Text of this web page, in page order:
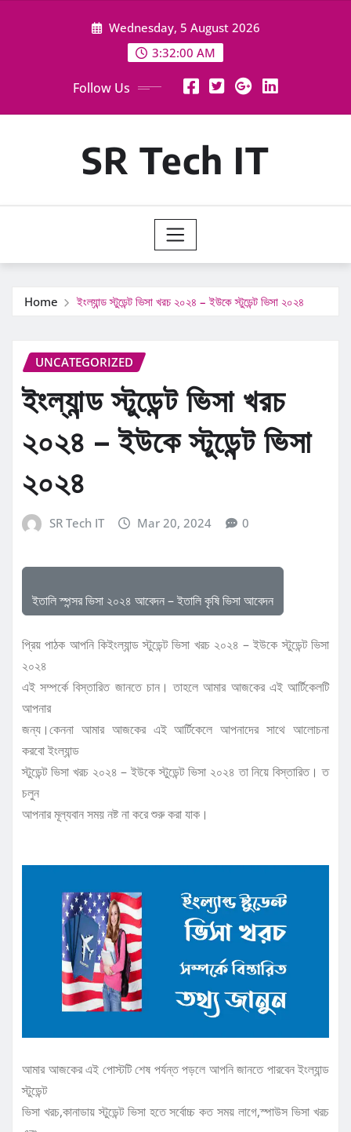
Wednesday, 5 August 2026
3:32:01 AM
Follow Us
SR Tech IT
Home ইংল্যান্ড স্টুডেন্ট ভিসা খরচ ২০২৪ – ইউকে স্টুডেন্ট ভিসা ২০২৪
UNCATEGORIZED
ইংল্যান্ড স্টুডেন্ট ভিসা খরচ
২০২৪ – ইউকে স্টুডেন্ট ভিসা
২০২৪
SR Tech IT Mar 20, 2024 0
ইতালি স্পন্সর ভিসা ২০২৪ আবেদন – ইতালি কৃষি ভিসা আবেদন
প্রিয় পাঠক আপনি কিইংল্যান্ড স্টুডেন্ট ভিসা খরচ ২০২৪ – ইউকে স্টুডেন্ট ভিসা
২০২৪
এই সম্পর্কে বিস্তারিত জানতে চান। তাহলে আমার আজকের এই আর্টিকেলটি
আপনার
জন্য।কেননা আমার আজকের এই আর্টিকেলে আপনাদের সাথে আলোচনা
করবো ইংল্যান্ড
স্টুডেন্ট ভিসা খরচ ২০২৪ – ইউকে স্টুডেন্ট ভিসা ২০২৪ তা নিয়ে বিস্তারিত। ত
চলুন
আপনার মূল্যবান সময় নষ্ট না করে শুরু করা যাক।
আমার আজকের এই পোস্টটি শেষ পর্যন্ত পড়লে আপনি জানতে পারবেন ইংল্যান্ড
স্টুডেন্ট
ভিসা খরচ,কানাডায় স্টুডেন্ট ভিসা হতে সর্বোচ্চ কত সময় লাগে,স্পাউস ভিসা খরচ